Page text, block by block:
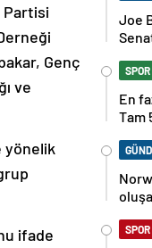
Partisi
Genç
ve
yönelik
ifade
Joe
SPOR
En
Tam
SPOR